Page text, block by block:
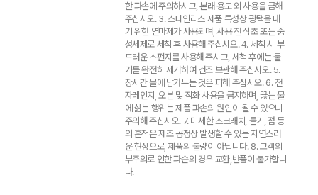
한 파손에 주의하시고, 본래 용도 외 사용을 금해
주십시오. 3. 스테인리스 제품 특성상 광택을 내
기 위한 연마제가 사용되며, 사용 전 식초 또는 중
성세제로 세척 후 사용해 주십시오. 4. 세척 시 부
드러운 스펀지를 사용해 주시고, 세척 후에는 물
기를 완전히 제거하여 건조 보관해 주십시오. 5.
장시간 물에 담가두는 것은 피해 주십시오. 6. 전
자레인지, 오븐 및 직화 사용을 금지하며, 끓는 물
에 삶는 행위는 제품 파손의 원인이 될 수 있으니
주의해 주십시오. 7. 미세한 스크래치, 돌기, 점 등
의 흔적은 제조 공정상 발생할 수 있는 자연스러
운 현상으로, 제품의 불량이 아닙니다. 8. 고객의
부주의로 인한 파손의 경우 교환,반품이 불가합니
다.